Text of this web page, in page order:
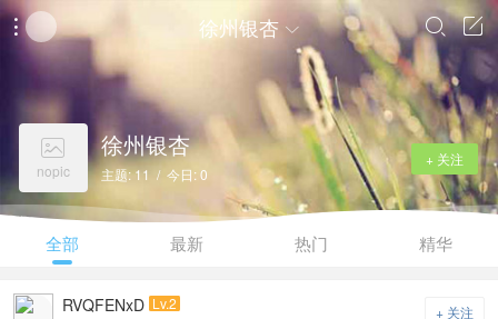
 徐州银杏  

+ 关注

nopic
徐州银杏
主题: 11 / 今日: 0
全部 最新 热门 精华
+ 关注
RVQFENxD Lv.2